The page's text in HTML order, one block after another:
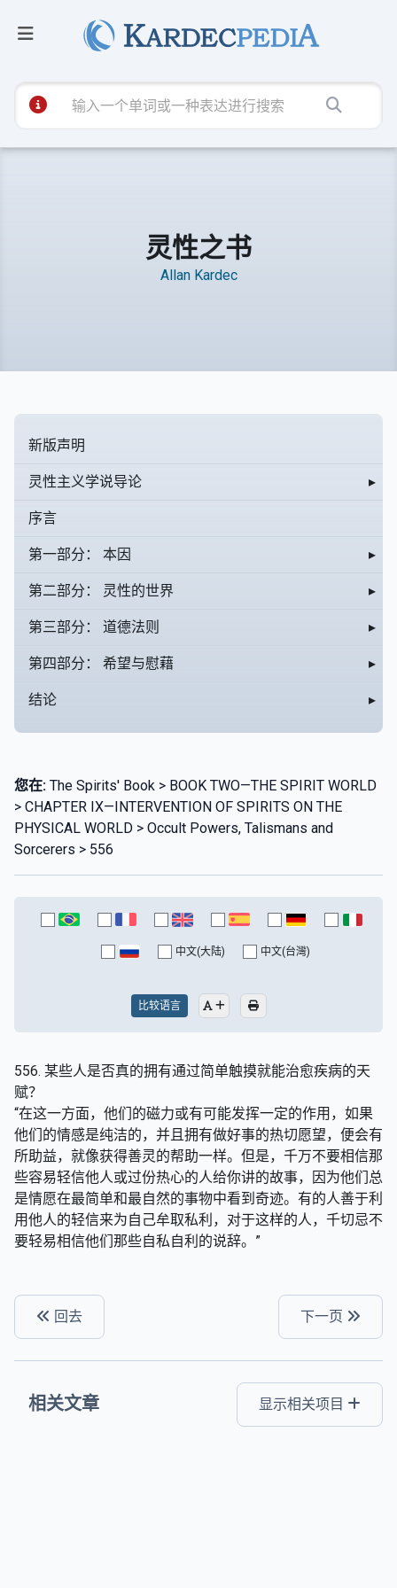
灵性之书
Allan Kardec
新版声明
灵性主义学说导论 ▸
序言
第一部分： 本因 ▸
第二部分： 灵性的世界 ▸
第三部分： 道德法则 ▸
第四部分： 希望与慰藉 ▸
结论 ▸
您在: The Spirits' Book > BOOK TWO—THE SPIRIT WORLD
> CHAPTER IX—INTERVENTION OF SPIRITS ON THE
PHYSICAL WORLD > Occult Powers, Talismans and
Sorcerers > 556
中文(大陆) 中文(台灣)
比较语言
556. 某些人是否真的拥有通过简单触摸就能治愈疾病的天
赋？
“在这一方面，他们的磁力或有可能发挥一定的作用，如果
他们的情感是纯洁的，并且拥有做好事的热切愿望，便会有
所助益，就像获得善灵的帮助一样。但是，千万不要相信那
些容易轻信他人或过份热心的人给你讲的故事，因为他们总
是情愿在最简单和最自然的事物中看到奇迹。有的人善于利
用他人的轻信来为自己牟取私利，对于这样的人，千切忌不
要轻易相信他们那些自私自利的说辞。”
回去 下一页
相关文章 显示相关项目